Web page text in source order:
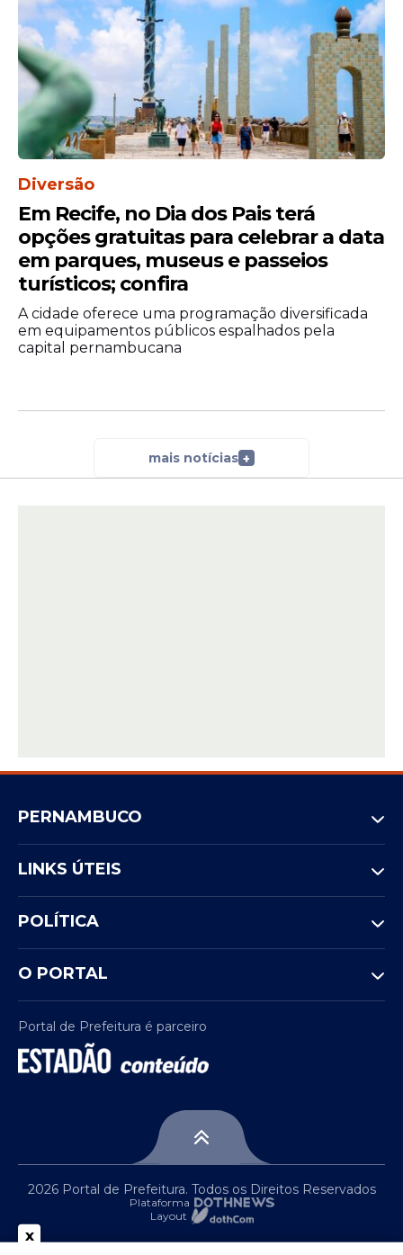
Diversão
Em Recife, no Dia dos Pais terá
opções gratuitas para celebrar a data
em parques, museus e passeios
turísticos; confira
A cidade oferece uma programação diversificada
em equipamentos públicos espalhados pela
capital pernambucana
mais notícias +
PERNAMBUCO
LINKS ÚTEIS
POLÍTICA
O PORTAL
Portal de Prefeitura é parceiro
2026 Portal de Prefeitura. Todos os Direitos Reservados
Plataforma
Layout
x